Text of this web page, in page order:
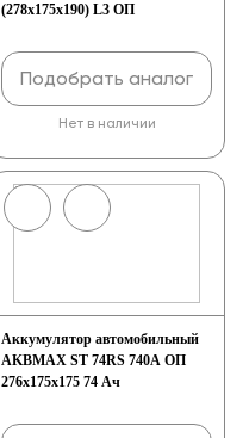
(278x175x190) L3 ОП
Подобрать аналог
Нет в наличии
Аккумулятор автомобильный
AKBMAX ST 74RS 740A ОП
276x175x175 74 Ач